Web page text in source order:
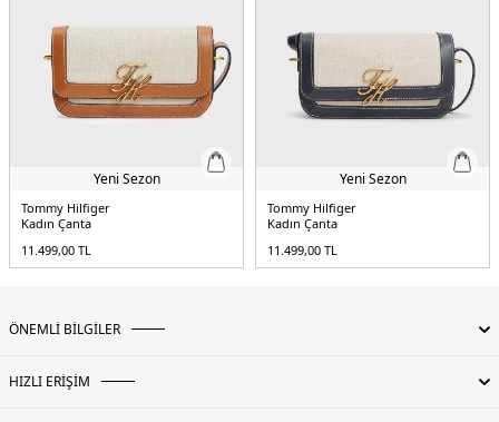
Yeni Sezon
Tommy Hilfiger
Kadın Çanta
11.499,00 TL
Yeni Sezon
Tommy Hilfiger
Kadın Çanta
11.499,00 TL
ÖNEMLİ BİLGİLER
HIZLI ERİŞİM